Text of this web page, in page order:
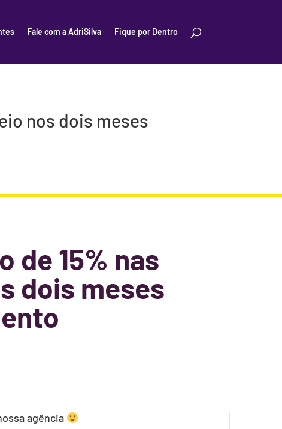
Fale com a AdriSilva Fique por Dentro
nos dois meses
de 15% nas
dois meses
agência